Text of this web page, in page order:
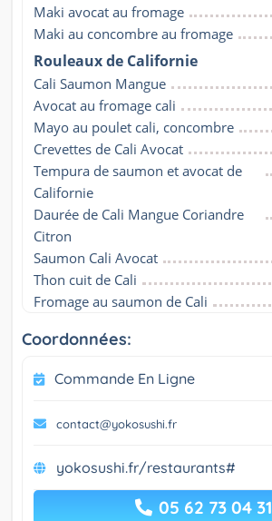
Maki avocat au fromage
Maki au concombre au fromage
Rouleaux de Californie
Cali Saumon Mangue
Avocat au fromage cali
Mayo au poulet cali, concombre
Crevettes de Cali Avocat
Tempura de saumon et avocat de
Californie
Daurée de Cali Mangue Coriandre
Citron
Saumon Cali Avocat
Thon cuit de Cali
Fromage au saumon de Cali
Coordonnées:
Commande En Ligne
contact@yokosushi.fr
yokosushi.fr/restaurants#
05 62 73 04 31